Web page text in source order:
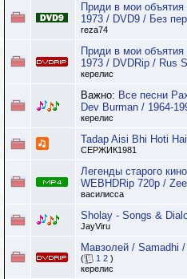
Приди в мои
1973 / DVD9 / Без
reza74
Приди в мои
1973 / DVDRip / Rus
керелис
Важно: Все песни
Dev Burman / 1964-
керелис
Tadap Aisi Bhi Hoti
СЕРЖИК1981
Легенды старого
WEBHDRip 720p /
василисса
Sholay - Songs &
JayViru
Мавзолей / Samadhi
( 1 2 )
керелис